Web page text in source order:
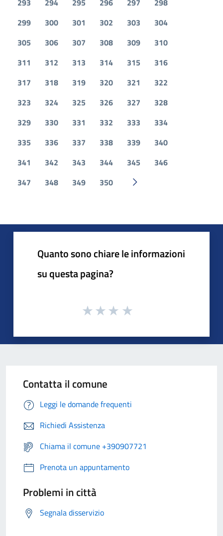
293 294 295 296 297
298
299
300 301 302 303
304
305
306 307 308 309
310
311
312 313 314 315
316
317
318 319 320 321
322
323
324 325 326 327
328
329
330 331 332 333
334
335
336 337 338 339
340
341
342 343 344 345
346
347
348 349 350 Pagina successiva
Quanto sono chiare le informazioni
su questa pagina?
Contatta il comune
Leggi le domande frequenti
Richiedi Assistenza
Chiama il comune +390907721
Prenota un appuntamento
Problemi in città
Segnala disservizio